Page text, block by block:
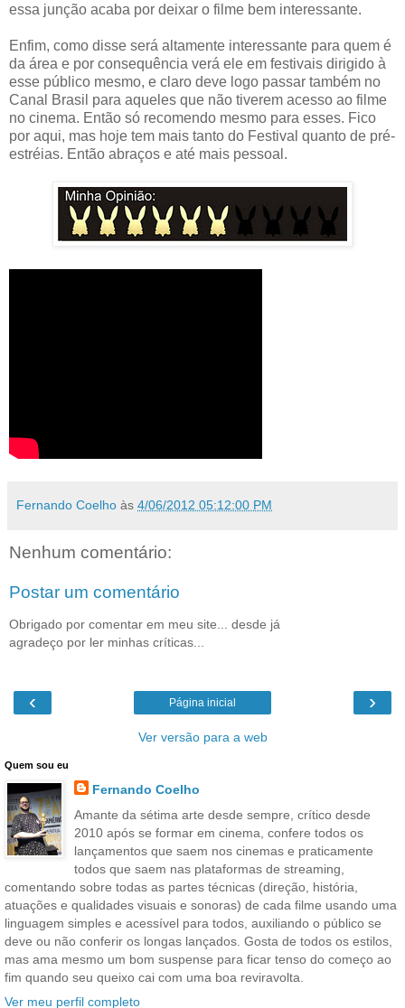
essa junção acaba por deixar o filme bem interessante.
Enfim, como disse será altamente interessante para quem é
da área e por consequência verá ele em festivais dirigido à
esse público mesmo, e claro deve logo passar também no
Canal Brasil para aqueles que não tiverem acesso ao filme
no cinema. Então só recomendo mesmo para esses. Fico
por aqui, mas hoje tem mais tanto do Festival quanto de pré-
estréias. Então abraços e até mais pessoal.
Fernando Coelho às 4/06/2012 05:12:00 PM
Nenhum comentário:
Postar um comentário
Obrigado por comentar em meu site... desde já
agradeço por ler minhas críticas...
‹ ›
Página inicial
Ver versão para a web
Quem sou eu
Fernando Coelho
Amante da sétima arte desde sempre, crítico desde
2010 após se formar em cinema, confere todos os
lançamentos que saem nos cinemas e praticamente
todos que saem nas plataformas de streaming,
comentando sobre todas as partes técnicas (direção, história,
atuações e qualidades visuais e sonoras) de cada filme usando uma
linguagem simples e acessível para todos, auxiliando o público se
deve ou não conferir os longas lançados. Gosta de todos os estilos,
mas ama mesmo um bom suspense para ficar tenso do começo ao
fim quando seu queixo cai com uma boa reviravolta.
Ver meu perfil completo